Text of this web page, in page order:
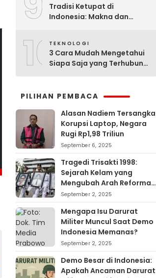
Tradisi Ketupat di
Indonesia: Makna dan
10TEKNOLOGI
3 Cara Mudah Mengetahui
Siapa Saja yang Terhubung
PILIHAN PEMBACA
Alasan Nadiem Tersangka
Korupsi Laptop, Negara
Rugi Rp1,98 Triliun
September 6, 2025
Tragedi Trisakti 1998:
Sejarah Kelam yang
Mengubah Arah Reformasi
Indonesia
September 2, 2025
Mengapa Isu Darurat
Militer Muncul Saat Demo
Indonesia Memanas?
September 2, 2025
Demo Besar di Indonesia:
Apakah Ancaman Darurat